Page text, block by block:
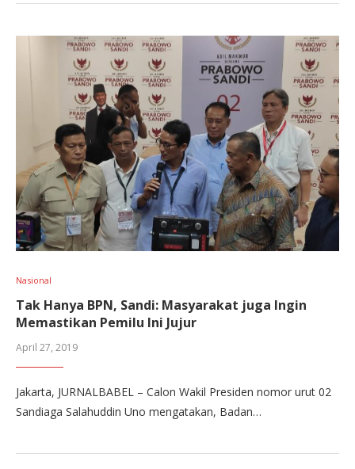
Nasional
Tak Hanya BPN, Sandi: Masyarakat juga Ingin
Memastikan Pemilu Ini Jujur
April 27, 2019
Jakarta, JURNALBABEL – Calon Wakil Presiden nomor urut 02
Sandiaga Salahuddin Uno mengatakan, Badan…